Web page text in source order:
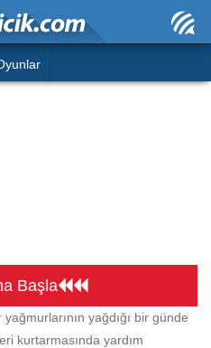
Ana Sayfa
Hızlı Okuma Testi
Hesaplamalar
Başla
yağdığı bir günde
kurtarmasında yardım